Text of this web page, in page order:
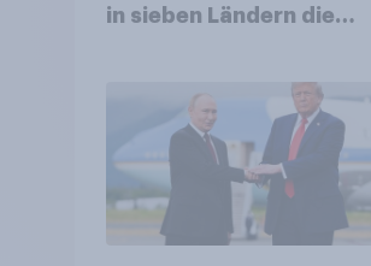
in sieben Ländern die
Bedrohungen und
Bündnisse bewerten